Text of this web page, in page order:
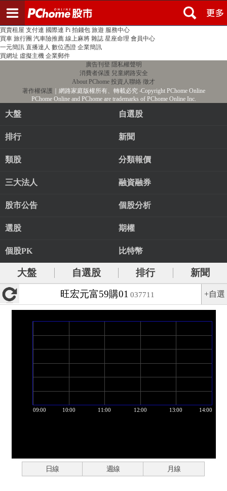
PChome首頁 線上購物 24h購物 書店
買賣租屋 支付連 國際連 Pi 拍錢包 旅遊 服務中心
買車 旅行團 汽車險推薦 線上麻將 雜誌 星座命理 會員中心
一元簡訊 直播達人 數位憑證 企業簡訊
買網址 虛擬主機 企業郵件
廣告刊登 隱私權聲明
消費者保護 兒童網路安全
About PChome 投資人聯絡 徵才
著作權保護 ｜網路家庭版權所有、轉載必究‧Copyright PChome Online
PChome Online and PChome are trademarks of PChome Online Inc.
大盤 自選股
排行 新聞
類股 分類報價
三大法人 融資融券
股市公告 個股分析
選股 期權
個股PK 比特幣
大盤 自選股 排行
新聞
旺宏元富59購01 037711 +自選
日線 週線 月線